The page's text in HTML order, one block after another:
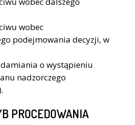
wobec
podejmowania decyzji, w
o wystąpieniu
nadzorczego
PROCEDOWANIA